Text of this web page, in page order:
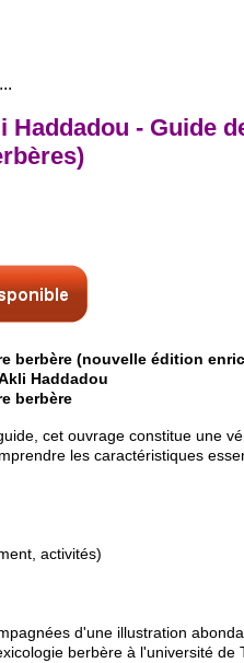
Haddadou - Guide
berbère (nouvelle édition
Haddadou
berbère
cet ouvrage constitue une
les caractéristiques
activités)
d'une illustration
berbère à l'université de